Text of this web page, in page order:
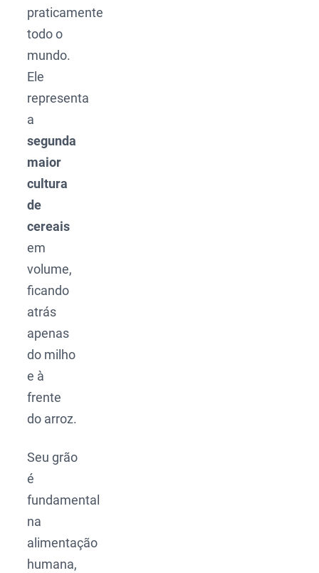
praticamente
todo o
mundo.
Ele
representa
a
segunda
maior
cultura
de
cereais
em
volume,
ficando
atrás
apenas
do milho
e à
frente
do arroz.
Seu grão
é
fundamental
na
alimentação
humana,